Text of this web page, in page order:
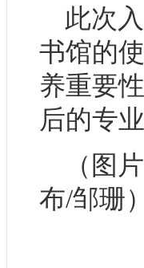
此次
书馆的
养重要
后的专
（图片
布/邹珊